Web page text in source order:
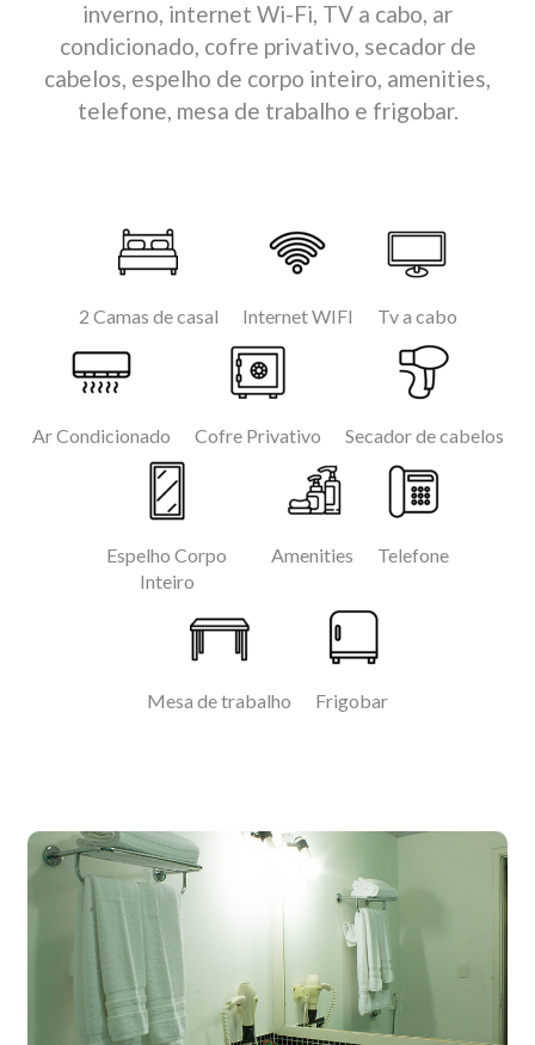
inverno, internet Wi-Fi, TV a cabo, ar
condicionado, cofre privativo, secador de
cabelos, espelho de corpo inteiro, amenities,
telefone, mesa de trabalho e frigobar.
2 Camas de casal Internet WIFI Tv a cabo
Ar Condicionado Cofre Privativo Secador de cabelos
Espelho Corpo
Inteiro
Amenities Telefone
Mesa de trabalho Frigobar